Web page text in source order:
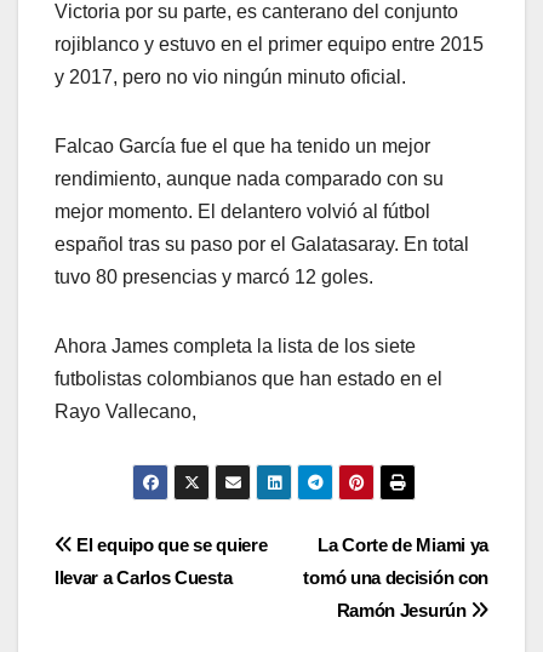
Victoria por su parte, es canterano del conjunto
rojiblanco y estuvo en el primer equipo entre 2015
y 2017, pero no vio ningún minuto oficial.
Falcao García fue el que ha tenido un mejor
rendimiento, aunque nada comparado con su
mejor momento. El delantero volvió al fútbol
español tras su paso por el Galatasaray. En total
tuvo 80 presencias y marcó 12 goles.
Ahora James completa la lista de los siete
futbolistas colombianos que han estado en el
Rayo Vallecano,
La Corte de Miami ya
tomó una decisión con
Ramón Jesurún
El equipo que se quiere
llevar a Carlos Cuesta